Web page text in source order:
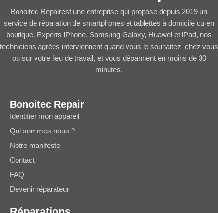
Bonoitec Repairest une entreprise qui propose depuis 2019 un
service de réparation de smartphones et tablettes à domicile ou en
boutique. Experts iPhone, Samsung Galaxy, Huawei et iPad, nos
techniciens agréés interviennent quand vous le souhaitez, chez vous
ou sur votre lieu de travail, et vous dépannent en moins de 30
minutes.
Bonoitec Repair
Identifier mon appareil
Qui sommes-nous ?
Notre manifeste
Contact
FAQ
Devenir réparateur